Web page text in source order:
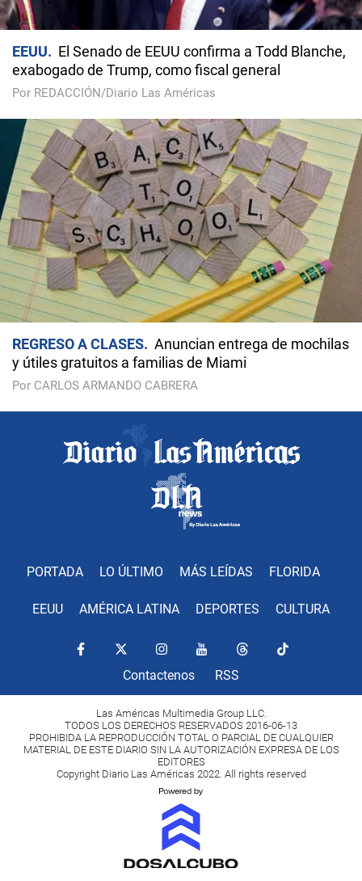
EEUU
El Senado de EEUU confirma a Todd Blanche,
exabogado de Trump, como fiscal general
Por REDACCIÓN/Diario Las Américas
REGRESO A CLASES
Anuncian entrega de mochilas
y útiles gratuitos a familias de Miami
Por CARLOS ARMANDO CABRERA
PORTADA LO ÚLTIMO MÁS LEÍDAS FLORIDA
EEUU AMÉRICA LATINA DEPORTES CULTURA
Contactenos RSS
Las Américas Multimedia Group LLC.
TODOS LOS DERECHOS RESERVADOS 2016-06-13
PROHIBIDA LA REPRODUCCIÓN TOTAL O PARCIAL DE CUALQUIER
MATERIAL DE ESTE DIARIO SIN LA AUTORIZACIÓN EXPRESA DE LOS
EDITORES
Copyright Diario Las Américas 2022. All rights reserved